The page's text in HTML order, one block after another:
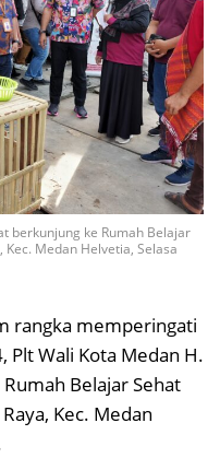
berkunjung ke Rumah Belajar
Kec. Medan Helvetia, Selasa
rangka memperingati
Plt Wali Kota Medan H.
Belajar Sehat
Kec. Medan